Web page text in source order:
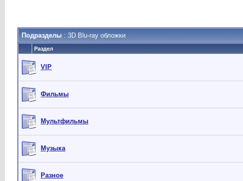
Подразделы : 3D Blu-ray обложки
Раздел
VIP
Фильмы
Мультфильмы
Музыка
Разное